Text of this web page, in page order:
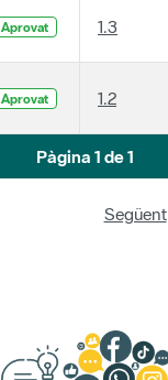
Aprovat 1.3
Aprovat 1.2
Pàgina 1 de 1
Següent